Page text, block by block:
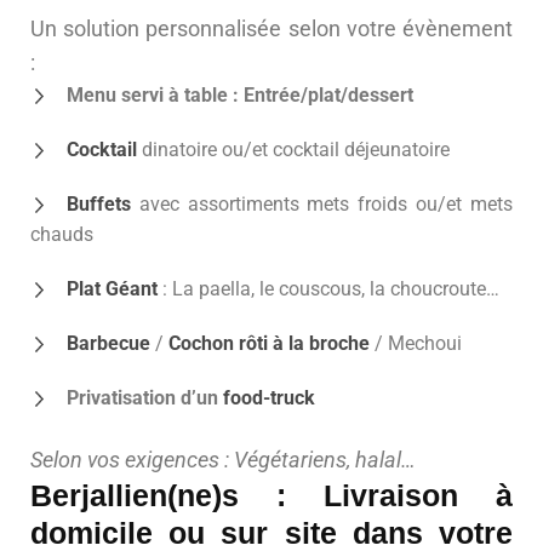
Un solution personnalisée selon votre évènement
:
Menu servi à table : Entrée/plat/dessert
Cocktail dinatoire ou/et cocktail déjeunatoire
Buffets avec assortiments mets froids ou/et mets
chauds
Plat Géant : La paella, le couscous, la choucroute…
Barbecue / Cochon rôti à la broche / Mechoui
Privatisation d’un food-truck
Selon vos exigences : Végétariens, halal…
Berjallien(ne)s : Livraison à
domicile ou sur site dans votre